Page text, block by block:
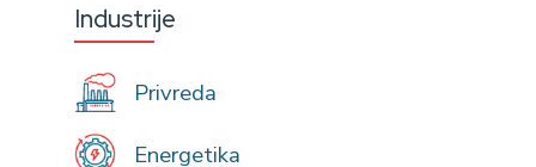
Industrije
Privreda
Energetika